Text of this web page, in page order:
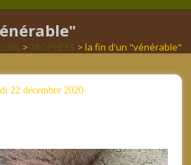
> TROPHÉES > la fin d'un "vénérable"
22 décembre 2020